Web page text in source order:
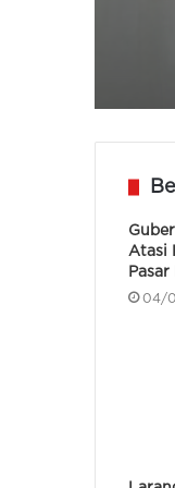
Atasi
Pasar
04/